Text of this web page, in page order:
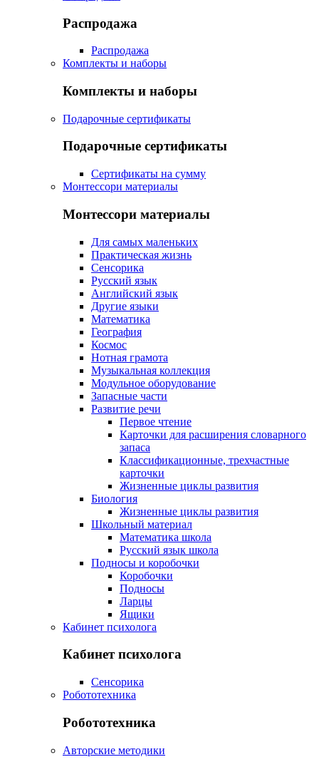
Распродажа
Распродажа
Комплекты и наборы
Комплекты и наборы
Подарочные сертификаты
Подарочные сертификаты
Сертификаты на сумму
Монтессори материалы
Монтессори материалы
Для самых маленьких
Практическая жизнь
Сенсорика
Русский язык
Английский язык
Другие языки
Математика
География
Космос
Нотная грамота
Музыкальная коллекция
Модульное оборудование
Запасные части
Развитие речи
Первое чтение
Карточки для расширения словарного
запаса
Классификационные, трехчастные
карточки
Жизненные циклы развития
Биология
Жизненные циклы развития
Школьный материал
Математика школа
Русский язык школа
Подносы и коробочки
Коробочки
Подносы
Ларцы
Ящики
Кабинет психолога
Кабинет психолога
Сенсорика
Робототехника
Робототехника
Авторские методики